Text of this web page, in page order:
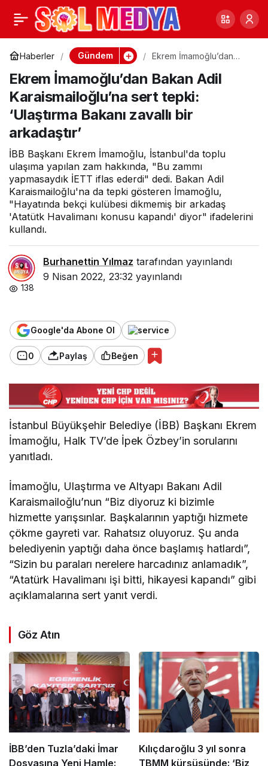
Haberler Gündem
Ekrem İmamoğlu’dan
Karaismailoğlu’na sert
tepki: ‘Ulaştırma Bakanı
zavallı bir arkadaştır’
Ekrem İmamoğlu’dan Bakan Adil
Karaismailoğlu’na sert tepki:
‘Ulaştırma Bakanı zavallı bir
arkadaştır’
İBB Başkanı Ekrem İmamoğlu, İstanbul'da toplu
ulaşıma yapılan zam hakkında, "Bu zammı
yapmasaydık İETT iflas ederdi" dedi. Bakan Adil
Karaismailoğlu'na da tepki gösteren İmamoğlu,
"Hayatında bekçi kulübesi dikmemiş bir arkadaş
'Atatütk Havalimanı konusu kapandı' diyor" ifadelerini
kullandı.
Burhanettin Yılmaz tarafından yayınlandı
9 Nisan 2022, 23:32 yayınlandı
138
Google'da Abone Ol
0 Paylaş Beğen
İstanbul Büyükşehir Belediye (İBB) Başkanı Ekrem
İmamoğlu, Halk TV’de İpek Özbey’in sorularını
yanıtladı.
İmamoğlu, Ulaştırma ve Altyapı Bakanı Adil
Karaismailoğlu’nun “Biz diyoruz ki bizimle
hizmette yarışsınlar. Başkalarının yaptığı hizmete
çökme gayreti var. Rahatsız oluyoruz. Şu anda
belediyenin yaptığı daha önce başlamış hatlardı”,
“Sizin bu paraları nerelere harcadınız anlamadık”,
“Atatürk Havalimanı işi bitti, hikayesi kapandı” gibi
açıklamalarına sert yanıt verdi.
Göz Atın
İBB’den Tuzla’daki İmar
Dosyasına Yeni Hamle:
Kılıçdaroğlu 3 yıl sonra
TBMM kürsüsünde: ‘Biz
Yılmaz Ateş; “CHP
sırtındaki bu ağır yükle,
kamburla yürüyemez”
0 Paylaş